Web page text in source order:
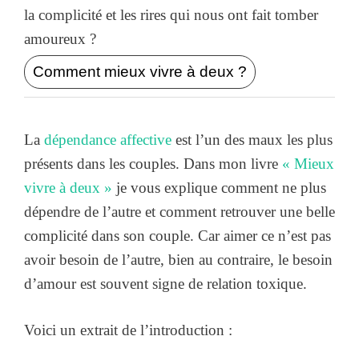
la complicité et les rires qui nous ont fait tomber
amoureux ?
Comment mieux vivre à deux ?
La dépendance affective est l’un des maux les plus
présents dans les couples. Dans mon livre « Mieux
vivre à deux » je vous explique comment ne plus
dépendre de l’autre et comment retrouver une belle
complicité dans son couple. Car aimer ce n’est pas
avoir besoin de l’autre, bien au contraire, le besoin
d’amour est souvent signe de relation toxique.
Voici un extrait de l’introduction :